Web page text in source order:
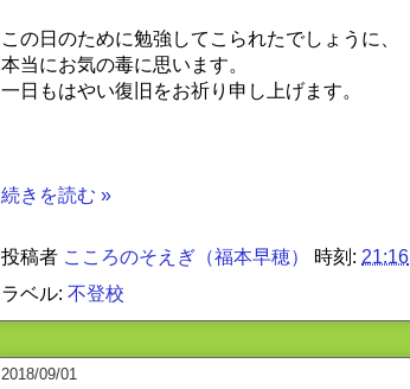
この日のために勉強してこられたでしょうに、
本当にお気の毒に思います。
一日もはやい復旧をお祈り申し上げます。
続きを読む »
投稿者 こころのそえぎ（福本早穂） 時刻: 21:16
ラベル: 不登校
2018/09/01